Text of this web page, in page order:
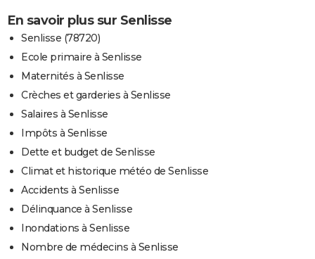
En savoir plus sur Senlisse
Senlisse (78720)
Ecole primaire à Senlisse
Maternités à Senlisse
Crèches et garderies à Senlisse
Salaires à Senlisse
Impôts à Senlisse
Dette et budget de Senlisse
Climat et historique météo de Senlisse
Accidents à Senlisse
Délinquance à Senlisse
Inondations à Senlisse
Nombre de médecins à Senlisse